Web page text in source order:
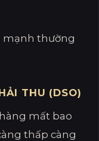
mạnh thường
THU (DSO)
mất bao
thấp càng